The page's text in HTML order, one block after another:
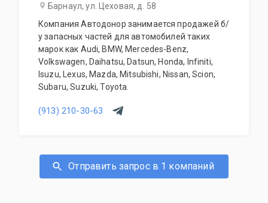
Барнаул, ул. Цеховая, д. 58
Компания Автодонор занимается продажей б/
у запасных частей для автомобилей таких
марок как Audi, BMW, Mercedes-Benz,
Volkswagen, Daihatsu, Datsun, Honda, Infiniti,
Isuzu, Lexus, Mazda, Mitsubishi, Nissan, Scion,
Subaru, Suzuki, Toyota.
(913) 210-30-63
Отправить запрос в 1 компаний